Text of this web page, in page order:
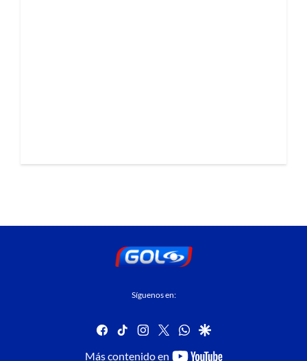
Síguenos en:
facebook
tiktok instagram
twitterwhatsapp
google
Más contenido en
youtube-